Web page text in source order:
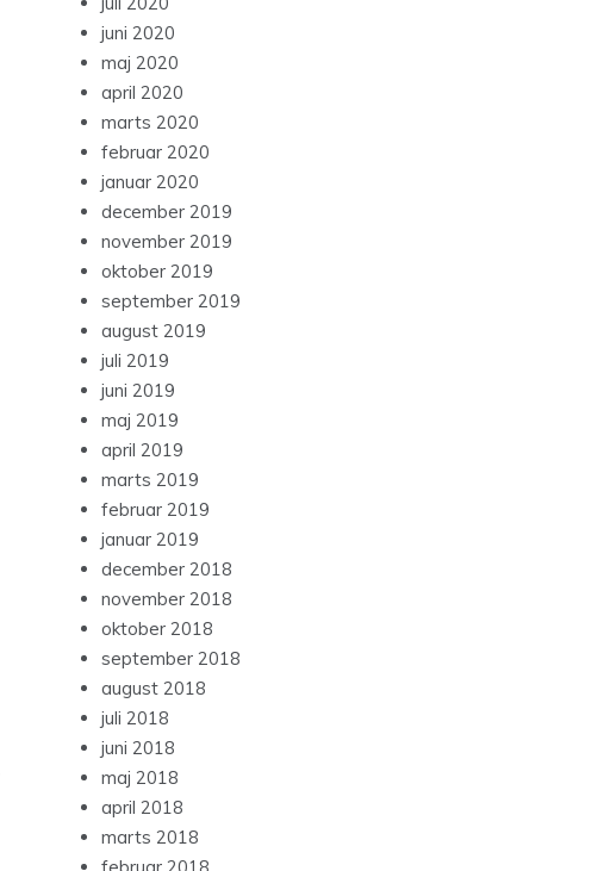
juni 2020
maj 2020
april 2020
marts 2020
februar 2020
januar 2020
december 2019
november 2019
oktober 2019
september 2019
august 2019
juli 2019
juni 2019
maj 2019
april 2019
marts 2019
februar 2019
januar 2019
december 2018
november 2018
oktober 2018
september 2018
august 2018
juli 2018
juni 2018
maj 2018
april 2018
marts 2018